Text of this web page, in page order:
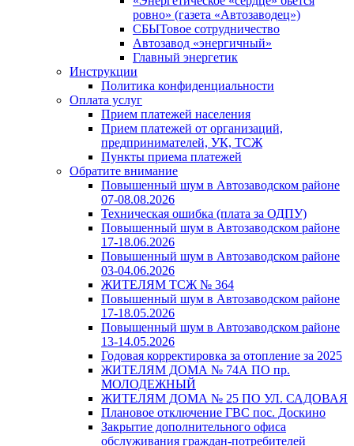
ровно» (газета «Автозаводец»)
СБЫТовое сотрудничество
Автозавод «энергичный»
Главный энергетик
Инструкции
Политика конфиденциальности
Оплата услуг
Прием платежей населения
Прием платежей от организаций,
предпринимателей, УК, ТСЖ
Пункты приема платежей
Обратите внимание
Повышенный шум в Автозаводском районе
07-08.08.2026
Техническая ошибка (плата за ОДПУ)
Повышенный шум в Автозаводском районе
17-18.06.2026
Повышенный шум в Автозаводском районе
03-04.06.2026
ЖИТЕЛЯМ ТСЖ № 364
Повышенный шум в Автозаводском районе
17-18.05.2026
Повышенный шум в Автозаводском районе
13-14.05.2026
Годовая корректировка за отопление за 2025
ЖИТЕЛЯМ ДОМА № 74А ПО пр.
МОЛОДЕЖНЫЙ
ЖИТЕЛЯМ ДОМА № 25 ПО УЛ. САДОВАЯ
Плановое отключение ГВС пос. Доскино
Закрытие дополнительного офиса
обслуживания граждан-потребителей